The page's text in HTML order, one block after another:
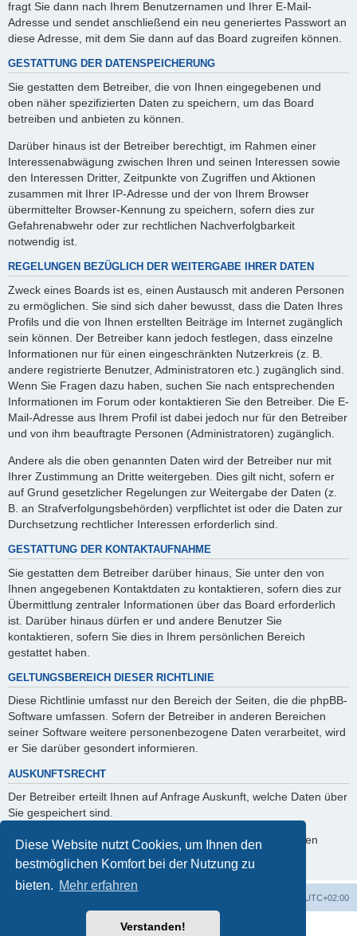
Diese Website nutzt Cookies, um Ihnen den
bestmöglichen Komfort bei der Nutzung zu
bieten. Mehr erfahren
Verstanden!
fragt Sie dann nach Ihrem Benutzernamen und Ihrer E-Mail-
Adresse und sendet anschließend ein neu generiertes Passwort an
diese Adresse, mit dem Sie dann auf das Board zugreifen können.
GESTATTUNG DER DATENSPEICHERUNG
Sie gestatten dem Betreiber, die von Ihnen eingegebenen und
oben näher spezifizierten Daten zu speichern, um das Board
betreiben und anbieten zu können.
Darüber hinaus ist der Betreiber berechtigt, im Rahmen einer
Interessenabwägung zwischen Ihren und seinen Interessen sowie
den Interessen Dritter, Zeitpunkte von Zugriffen und Aktionen
zusammen mit Ihrer IP-Adresse und der von Ihrem Browser
übermittelter Browser-Kennung zu speichern, sofern dies zur
Gefahrenabwehr oder zur rechtlichen Nachverfolgbarkeit
notwendig ist.
REGELUNGEN BEZÜGLICH DER WEITERGABE IHRER DATEN
Zweck eines Boards ist es, einen Austausch mit anderen Personen
zu ermöglichen. Sie sind sich daher bewusst, dass die Daten Ihres
Profils und die von Ihnen erstellten Beiträge im Internet zugänglich
sein können. Der Betreiber kann jedoch festlegen, dass einzelne
Informationen nur für einen eingeschränkten Nutzerkreis (z. B.
andere registrierte Benutzer, Administratoren etc.) zugänglich sind.
Wenn Sie Fragen dazu haben, suchen Sie nach entsprechenden
Informationen im Forum oder kontaktieren Sie den Betreiber. Die E-
Mail-Adresse aus Ihrem Profil ist dabei jedoch nur für den Betreiber
und von ihm beauftragte Personen (Administratoren) zugänglich.
Andere als die oben genannten Daten wird der Betreiber nur mit
Ihrer Zustimmung an Dritte weitergeben. Dies gilt nicht, sofern er
auf Grund gesetzlicher Regelungen zur Weitergabe der Daten (z.
B. an Strafverfolgungsbehörden) verpflichtet ist oder die Daten zur
Durchsetzung rechtlicher Interessen erforderlich sind.
GESTATTUNG DER KONTAKTAUFNAHME
Sie gestatten dem Betreiber darüber hinaus, Sie unter den von
Ihnen angegebenen Kontaktdaten zu kontaktieren, sofern dies zur
Übermittlung zentraler Informationen über das Board erforderlich
ist. Darüber hinaus dürfen er und andere Benutzer Sie
kontaktieren, sofern Sie dies in Ihrem persönlichen Bereich
gestattet haben.
GELTUNGSBEREICH DIESER RICHTLINIE
Diese Richtlinie umfasst nur den Bereich der Seiten, die die phpBB-
Software umfassen. Sofern der Betreiber in anderen Bereichen
seiner Software weitere personenbezogene Daten verarbeitet, wird
er Sie darüber gesondert informieren.
AUSKUNFTSRECHT
Der Betreiber erteilt Ihnen auf Anfrage Auskunft, welche Daten über
Sie gespeichert sind.
Sie können jederzeit die Löschung bzw. Sperrung Ihrer Daten
verlangen. Kontaktieren Sie hierzu bitte den Betreiber.
UTC+02:00
Powered byphpBB® Forum Software © phpBB Limited